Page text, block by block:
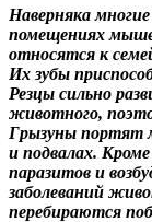
Наверняка
помещениях
относятся к
Их зубы
Резцы сильно
животного,
Грызуны портят
и подвалах.
паразитов и
заболеваний
перебираются